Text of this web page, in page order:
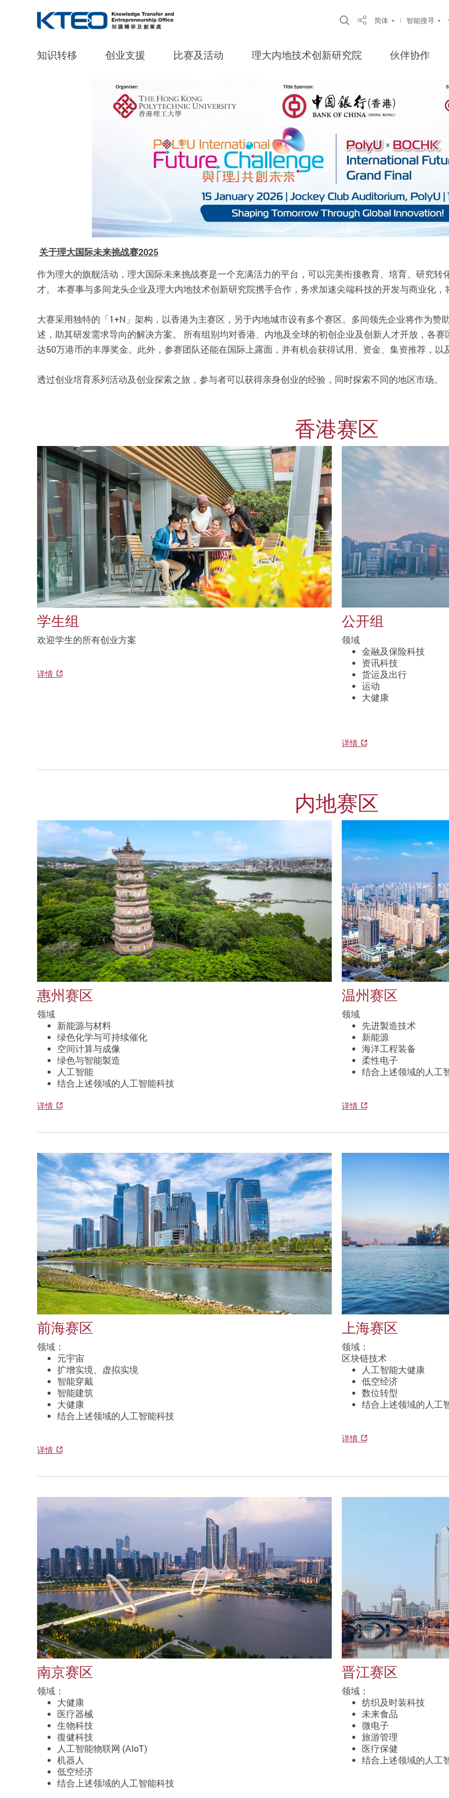
Open Site Search
Share简体 智能搜寻
知识转移 创业支援 比赛及活动 理大内地技术创新研究院 伙伴协作
关于理大国际未来挑战赛2025
作为理大的旗舰活动，理大国际未来挑战赛是一个充满活力的平台，可以完美衔接教育、培育、研究
才。 本赛事与多间龙头企业及理大内地技术创新研究院携手合作，务求加速尖端科技的开发与商业化
大赛采用独特的「1+N」架构，以香港为主赛区，另于内地城市设有多个赛区。多间领先企业将作为赞
述，助其研发需求导向的解决方案。 所有组别均对香港、内地及全球的初创企业及创新人才开放，各
达50万港币的丰厚奖金。此外，参赛团队还能在国际上露面，并有机会获得试用、资金、集资推荐，
透过创业培育系列活动及创业探索之旅，参与者可以获得亲身创业的经验，同时探索不同的地区市场。
香港赛区
学生组
欢迎学生的所有创业方案
详情
公开组
领域
金融及保险科技
资讯科技
货运及出行
运动
大健康
详情
内地赛区
惠州赛区
领域
新能源与材料
绿色化学与可持续催化
空间计算与成像
绿色与智能製造
人工智能
结合上述领域的人工智能科技
详情
温州赛区
领域
先进製造技术
新能源
海洋工程装备
柔性电子
结合上述领域的人工
详情
前海赛区
领域：
元宇宙
扩增实境、虚拟实境
智能穿戴
智能建筑
大健康
结合上述领域的人工智能科技
详情
上海赛区
领域：
区块链技术
人工智能大健康
低空经济
数位转型
结合上述领域的人工
详情
南京赛区
领域：
大健康
医疗器械
生物科技
復健科技
人工智能物联网 (AIoT)
机器人
低空经济
结合上述领域的人工智能科技
晋江赛区
领域：
纺织及时装科技
未来食品
微电子
旅游管理
医疗保健
结合上述领域的人工